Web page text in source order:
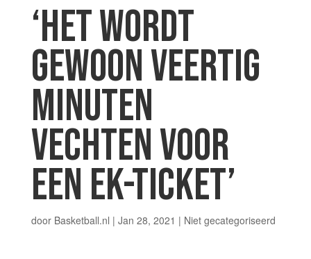
‘HET WORDT
GEWOON VEERTIG
MINUTEN
VECHTEN VOOR
EEN EK-TICKET’
door Basketball.nl | Jan 28, 2021 | Niet gecategoriseerd